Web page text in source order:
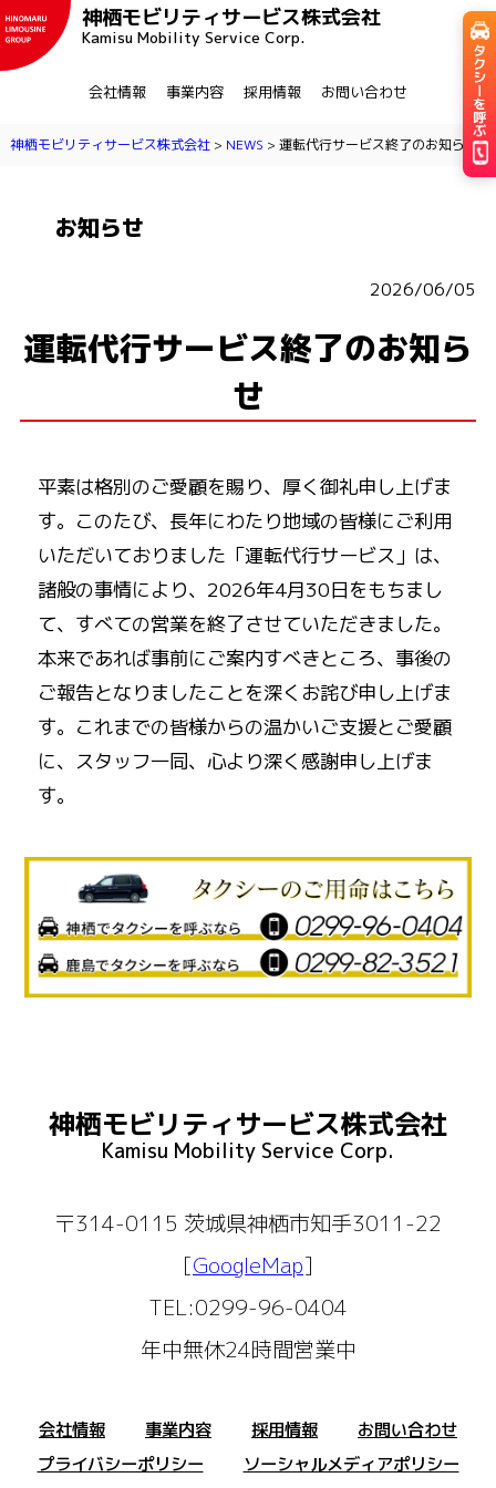
神栖モビリティサービス株式会社
Kamisu Mobility Service Corp.
会社情報 事業内容 採用情報 お問い合わせ
神栖モビリティサービス株式会社 > NEWS > 運転代行サービス終了のお知らせ
お知らせ
2026/06/05
運転代行サービス終了のお知ら
せ
平素は格別のご愛顧を賜り、厚く御礼申し上げま
す。このたび、長年にわたり地域の皆様にご利用
いただいておりました「運転代行サービス」は、
諸般の事情により、2026年4月30日をもちまし
て、すべての営業を終了させていただきました。
本来であれば事前にご案内すべきところ、事後の
ご報告となりましたことを深くお詫び申し上げま
す。これまでの皆様からの温かいご支援とご愛顧
に、スタッフ一同、心より深く感謝申し上げま
す。
神栖モビリティサービス株式会社
Kamisu Mobility Service Corp.
〒314-0115 茨城県神栖市知手3011-22
[GoogleMap]
TEL:0299-96-0404
年中無休24時間営業中
会社情報 事業内容 採用情報
お問い合わせ
プライバシーポリシー
ソーシャルメディアポリシー